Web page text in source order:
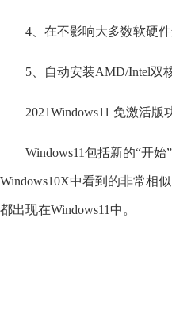
4、在不影响大多数软硬件
5、自动安装AMD/Intel双核
2021Windows11 免激活版
Windows11包括新的“开始”
Windows10X中看到的非常相
都出现在Windows11中。